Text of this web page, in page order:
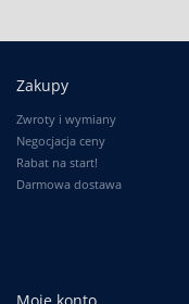
Zakupy
Zwroty i wymiany
Negocjacja ceny
Rabat na start!
Darmowa dostawa